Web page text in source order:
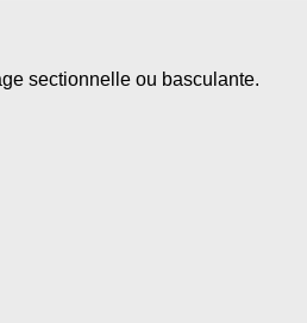
sectionnelle ou basculante.